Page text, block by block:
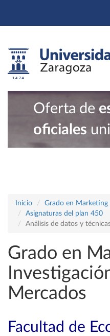
Oferta de
oficiales
Inicio
Grado en Marketing
Asignaturas del plan 450
Análisis de datos y
Grado en
Mercados
Facultad de